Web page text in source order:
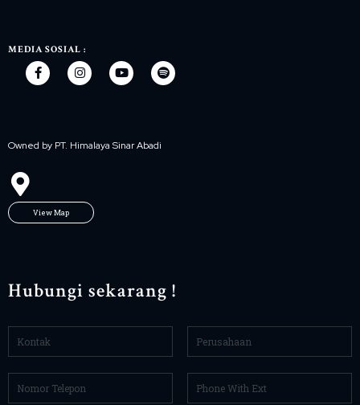
MEDIA SOSIAL :
Owned by PT. Himalaya Sinar Abadi
View Map
Hubungi sekarang !